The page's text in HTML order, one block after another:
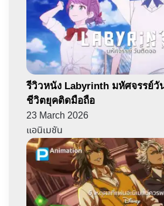
รีวิวหนัง Labyrinth มหัศจรรย์
ชีวิตยุคติดมือถือ
23 March 2026
แอนิเมชัน